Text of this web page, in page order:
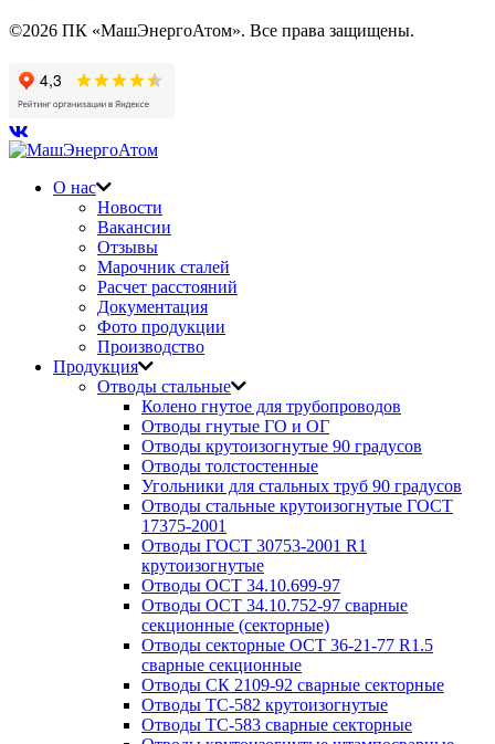
©2026 ПК «МашЭнергоАтом». Все права защищены.
О нас
Новости
Вакансии
Отзывы
Марочник сталей
Расчет расстояний
Документация
Фото продукции
Производство
Продукция
Отводы стальные
Колено гнутое для трубопроводов
Отводы гнутые ГО и ОГ
Отводы крутоизогнутые 90 градусов
Отводы толстостенные
Угольники для стальных труб 90 градусов
Отводы стальные крутоизогнутые ГОСТ
17375-2001
Отводы ГОСТ 30753-2001 R1
крутоизогнутые
Отводы ОСТ 34.10.699-97
Отводы ОСТ 34.10.752-97 сварные
секционные (секторные)
Отводы секторные ОСТ 36-21-77 R1.5
сварные секционные
Отводы СК 2109-92 сварные секторные
Отводы ТС-582 крутоизогнутые
Отводы ТС-583 сварные секторные